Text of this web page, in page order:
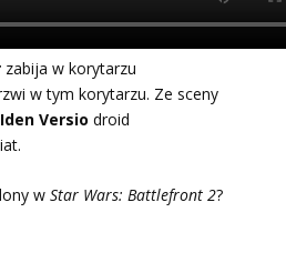
zabija w korytarzu
w tym korytarzu. Ze sceny
Iden Versio droid
w Star Wars: Battlefront 2?